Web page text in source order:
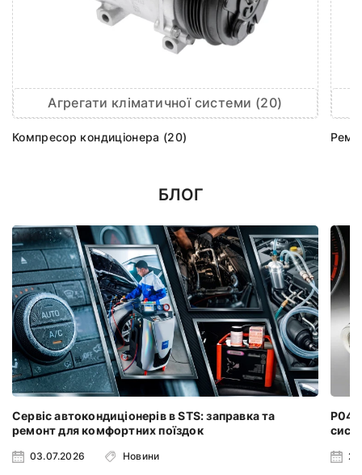
Агрегати кліматичної системи (20)
Компресор кондиціонера (20)
БЛОГ
Сервіс автокондиціонерів в STS: заправка та
ремонт для комфортних поїздок
03.07.2026 Новини